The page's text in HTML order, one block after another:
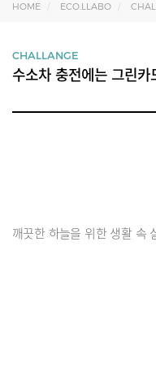
HOME ECO.LLABO
CHALLANGE
수소차 충전에는 그린카
깨끗한 하늘을 위한 생활 속